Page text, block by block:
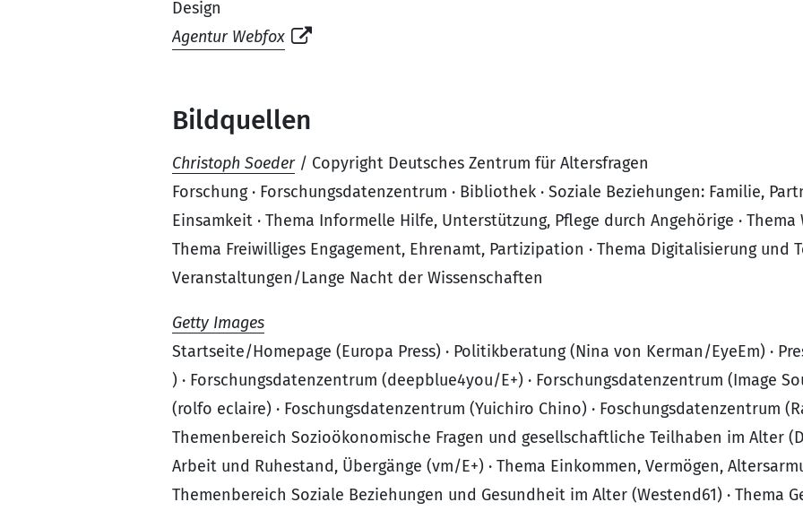
Design
Agentur Webfox
Bildquellen
Christoph Soeder/ Copyright Deutsches Zentrum für Altersfragen
Forschung · Forschungsdatenzentrum · Bibliothek · Soziale Beziehungen: Familie,
Einsamkeit · Thema Informelle Hilfe, Unterstützung, Pflege durch Angehörige ·
Thema Freiwilliges Engagement, Ehrenamt, Partizipation · Thema Digitalisierung und
Veranstaltungen/Lange Nacht der Wissenschaften
Getty Images
Startseite/Homepage (Europa Press) · Politikberatung (Nina von Kerman/EyeEm) ·
) · Forschungsdatenzentrum (deepblue4you/E+) · Forschungsdatenzentrum (Image
(rolfo eclaire) · Foschungsdatenzentrum (Yuichiro Chino) · Foschungsdatenzentrum
Themenbereich Sozioökonomische Fragen und gesellschaftliche Teilhaben im Alter
Arbeit und Ruhestand, Übergänge (vm/E+) · Thema Einkommen, Vermögen,
Themenbereich Soziale Beziehungen und Gesundheit im Alter (Westend61) · Thema